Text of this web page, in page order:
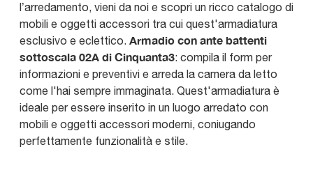
l’arredamento, vieni da noi e scopri un ricco catalogo di
mobili e oggetti accessori tra cui quest'armadiatura
esclusivo e eclettico. Armadio con ante battenti
sottoscala 02A di Cinquanta3: compila il form per
informazioni e preventivi e arreda la camera da letto
come l'hai sempre immaginata. Quest'armadiatura è
ideale per essere inserito in un luogo arredato con
mobili e oggetti accessori moderni, coniugando
perfettamente funzionalità e stile.